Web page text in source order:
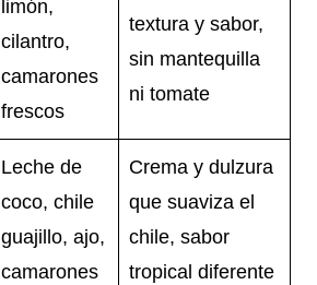
limón,
cilantro,
camarones
frescos
textura y sabor,
sin mantequilla
ni tomate
Leche de
coco, chile
guajillo, ajo,
camarones
Crema y dulzura
que suaviza el
chile, sabor
tropical diferente